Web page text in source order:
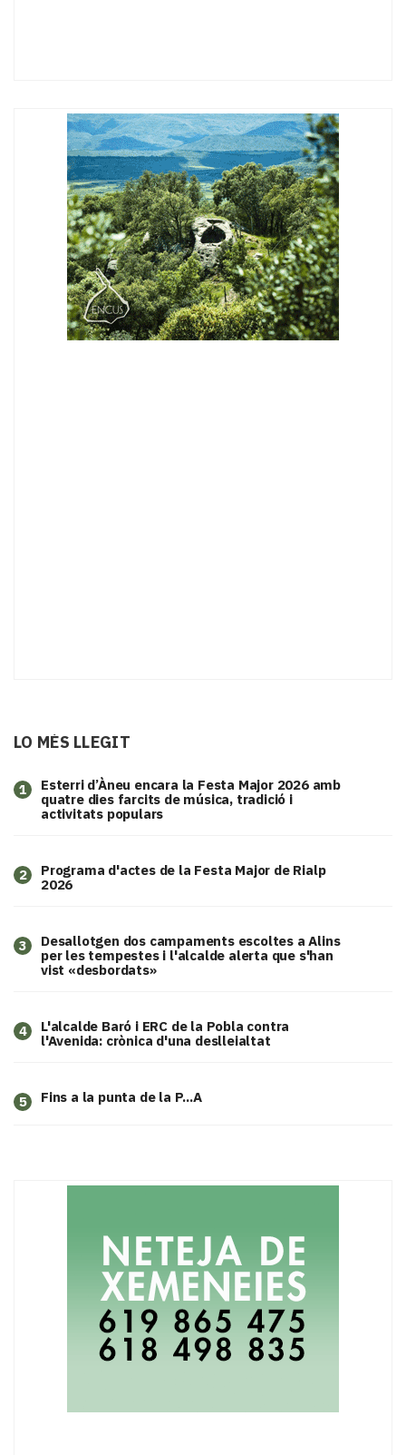
LO MÉS LLEGIT
1
Esterri d’Àneu encara la Festa Major 2026 amb
quatre dies farcits de música, tradició i
activitats populars
2
Programa d'actes de la Festa Major de Rialp
2026
3
​Desallotgen dos campaments escoltes a Alins
per les tempestes i l'alcalde alerta que s'han
vist «desbordats»
4
L'alcalde Baró i ERC de la Pobla contra
l'Avenida: crònica d'una deslleialtat
5 Fins a la punta de la P...A